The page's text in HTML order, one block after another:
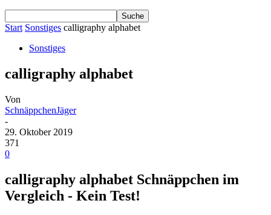
Start Sonstiges calligraphy alphabet
Sonstiges
calligraphy alphabet
Von
SchnäppchenJäger
-
29. Oktober 2019
371
0
calligraphy alphabet Schnäppchen im
Vergleich - Kein Test!